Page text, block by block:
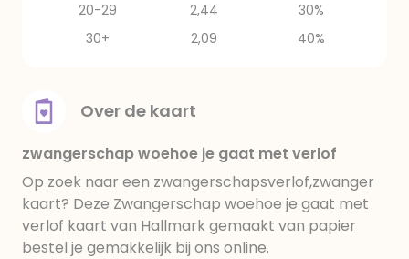
20-29
2,44
30%
30+
2,09 40%
Over de kaart
zwangerschap woehoe je gaat met verlof
Op zoek naar een zwangerschapsverlof,zwanger
kaart? Deze Zwangerschap woehoe je gaat met
verlof kaart van Hallmark gemaakt van papier
bestel je gemakkelijk bij ons online.